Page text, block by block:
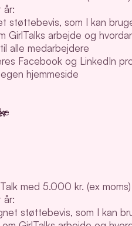
år:
støttebevis, som I kan
GirlTalks arbejde og
alle medarbejdere
Facebook og LinkedIn
hjemmeside
med 5.000 kr. (ex
år:
støttebevis, som I kan